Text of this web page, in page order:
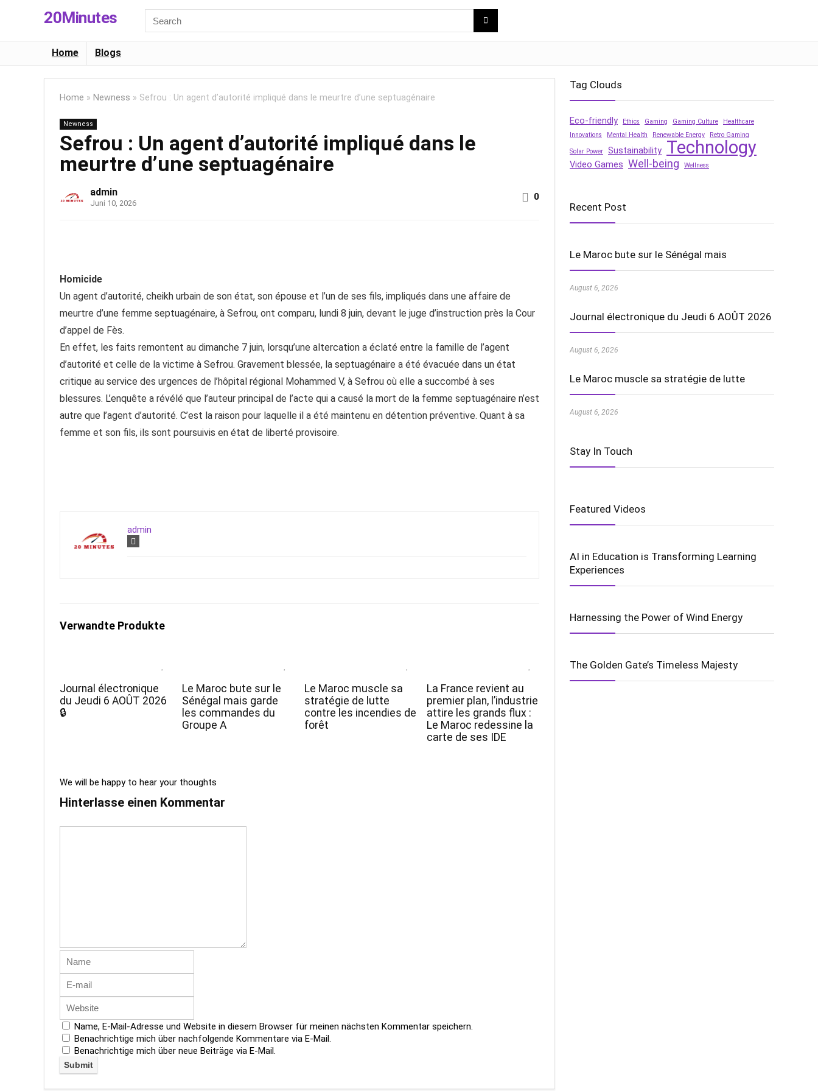
20Minutes
for:
Home Blogs
Home » Newness » Sefrou : Un agent d’autorité impliqué dans le meurtre d’une septuagénaire
Newness
Sefrou : Un agent d’autorité impliqué dans le
meurtre d’une septuagénaire
admin
Juni 10, 2026
0
Homicide
Un agent d’autorité, cheikh urbain de son état, son épouse et l’un de ses fils, impliqués dans une affaire de
meurtre d’une femme septuagénaire, à Sefrou, ont comparu, lundi 8 juin, devant le juge d’instruction près la Cour
d’appel de Fès.
En effet, les faits remontent au dimanche 7 juin, lorsqu’une altercation a éclaté entre la famille de l’agent
d’autorité et celle de la victime à Sefrou. Gravement blessée, la septuagénaire a été évacuée dans un état
critique au service des urgences de l’hôpital régional Mohammed V, à Sefrou où elle a succombé à ses
blessures. L’enquête a révélé que l’auteur principal de l’acte qui a causé la mort de la femme septuagénaire n’est
autre que l’agent d’autorité. C’est la raison pour laquelle il a été maintenu en détention préventive. Quant à sa
femme et son fils, ils sont poursuivis en état de liberté provisoire.
admin
Verwandte Produkte
Journal électronique
du Jeudi 6 AOÛT 2026
🔒
Le Maroc bute sur le
Sénégal mais garde
les commandes du
Groupe A
Le Maroc muscle sa
stratégie de lutte
contre les incendies de
forêt
La France revient au
premier plan, l’industrie
attire les grands flux :
Le Maroc redessine la
carte de ses IDE
We will be happy to hear your thoughts
Hinterlasse einen Kommentar
Name, E-Mail-Adresse und Website in diesem Browser für meinen nächsten Kommentar speichern.
Benachrichtige mich über nachfolgende Kommentare via E-Mail.
Benachrichtige mich über neue Beiträge via E-Mail.
Tag Clouds
Eco-friendly Ethics Gaming Gaming Culture
Healthcare
Innovations
Mental Health Renewable Energy Retro Gaming
Solar Power Sustainability Technology
Video Games Well-being Wellness
Recent Post
Le Maroc bute sur le Sénégal mais
August 6, 2026
Journal électronique du Jeudi 6 AOÛT 2026
August 6, 2026
Le Maroc muscle sa stratégie de lutte
August 6, 2026
Stay In Touch
Featured Videos
AI in Education is Transforming Learning
Experiences
Harnessing the Power of Wind Energy
The Golden Gate’s Timeless Majesty